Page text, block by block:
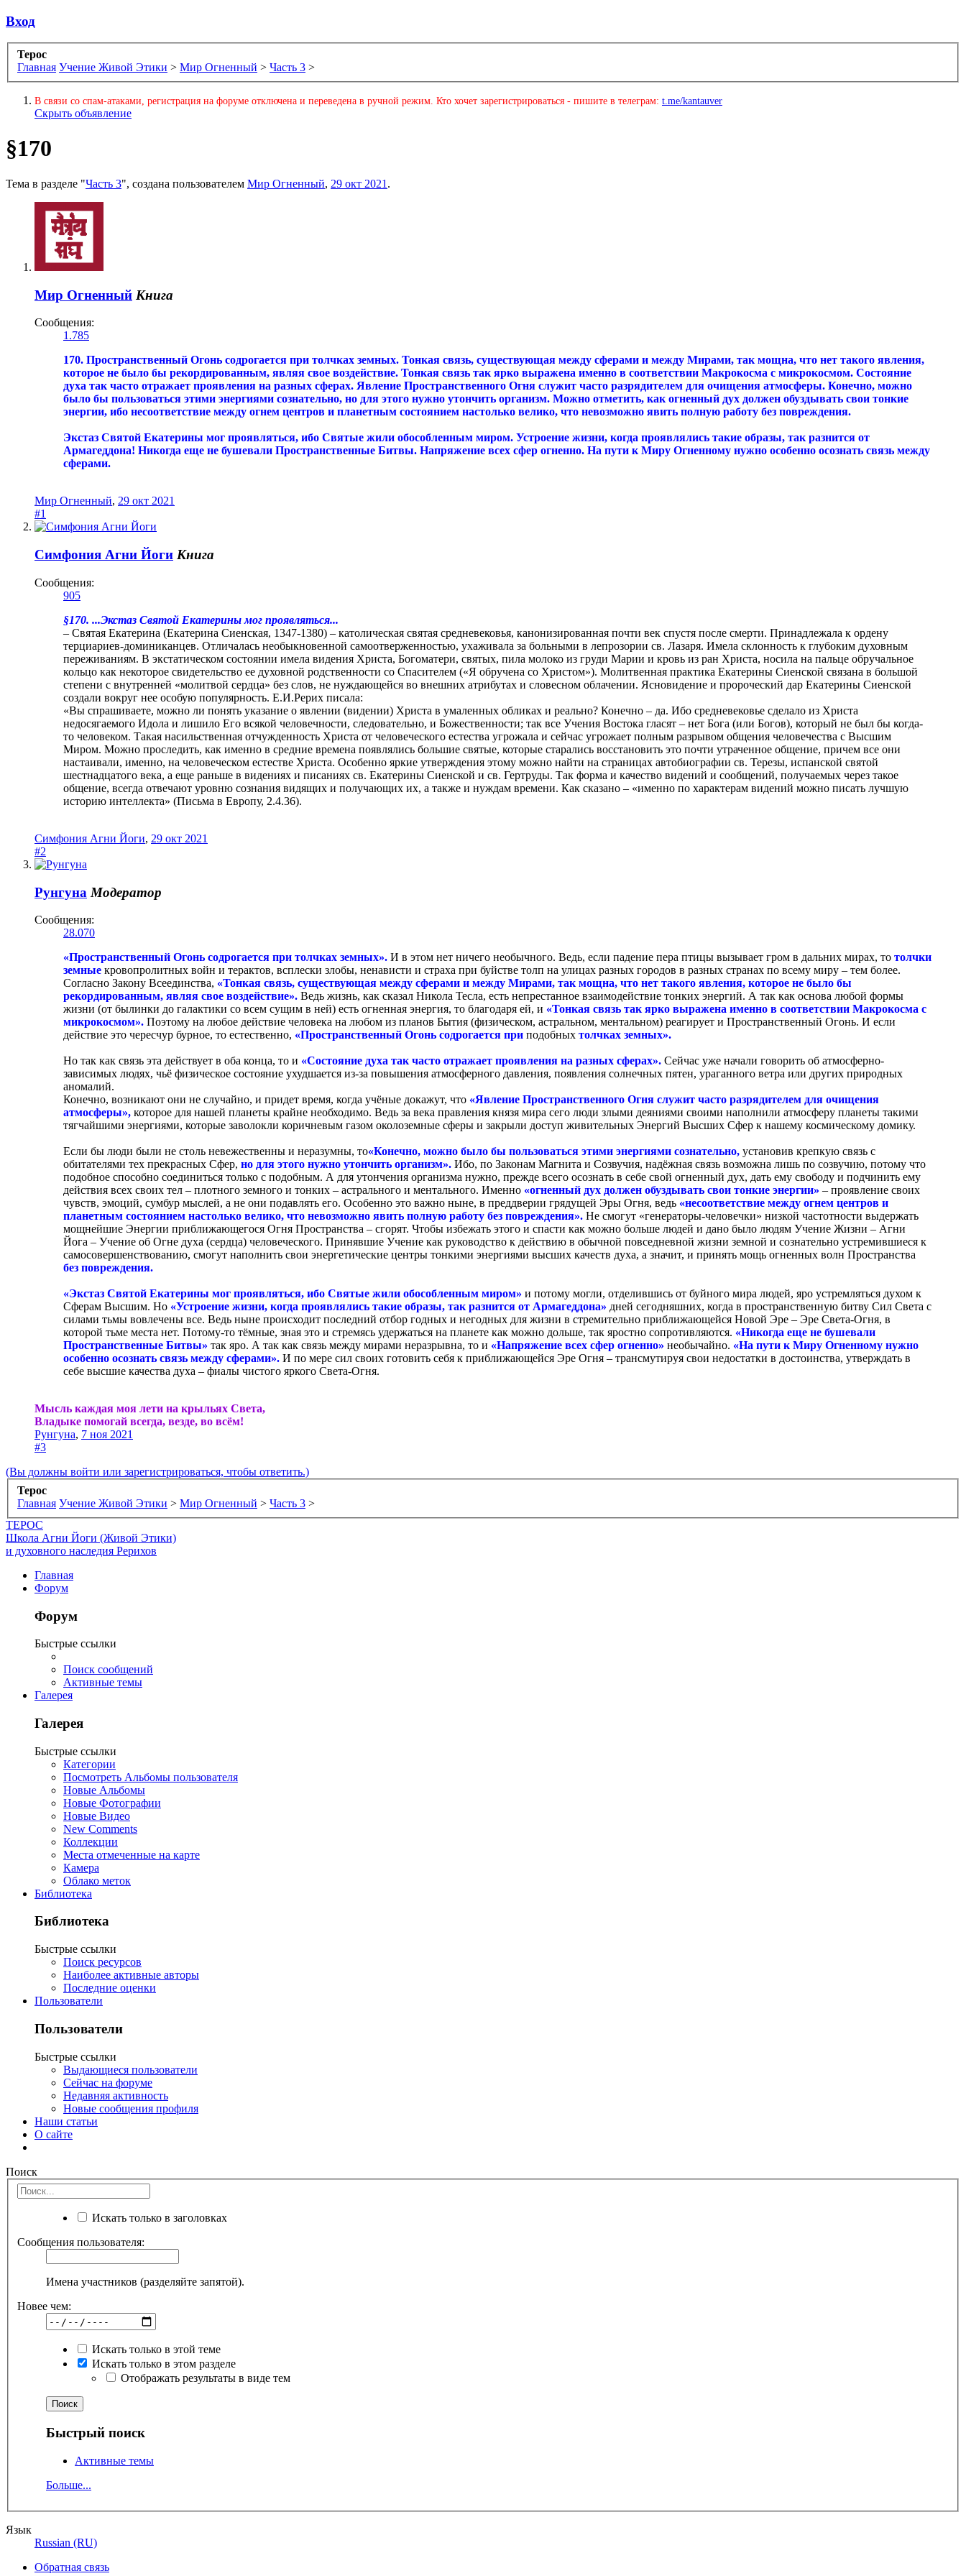
Вход
Терос
Главная Учение Живой Этики > Мир Огненный > Часть 3 >
В связи со спам-атаками, регистрация на форуме отключена и переведена в ручной режим. Кто хочет зарегистрироваться - пишите в телеграм: t.me/kantauver
Скрыть объявление
§170
Тема в разделе "Часть 3", создана пользователем Мир Огненный, 29 окт 2021 .
Мир Огненный Книга
Сообщения:
1.785
170. Пространственный Огонь содрогается при толчках земных. Тонкая связь, существующая между сферами и между Мирами, так мощна, что нет такого явления,
которое не было бы рекордированным, являя свое воздействие. Тонкая связь так ярко выражена именно в соответствии Макрокосма с микрокосмом. Состояние
духа так часто отражает проявления на разных сферах. Явление Пространственного Огня служит часто разрядителем для очищения атмосферы. Конечно, можно
было бы пользоваться этими энергиями сознательно, но для этого нужно утончить организм. Можно отметить, как огненный дух должен обуздывать свои тонкие
энергии, ибо несоответствие между огнем центров и планетным состоянием настолько велико, что невозможно явить полную работу без повреждения.
Экстаз Святой Екатерины мог проявляться, ибо Святые жили обособленным миром. Устроение жизни, когда проявлялись такие образы, так разнится от
Армагеддона! Никогда еще не бушевали Пространственные Битвы. Напряжение всех сфер огненно. На пути к Миру Огненному нужно особенно осознать связь между
сферами.
Мир Огненный, 29 окт 2021
#1
Симфония Агни Йоги Книга
Сообщения:
905
§170. ...Экстаз Святой Екатерины мог проявляться...
– Святая Екатерина (Екатерина Сиенская, 1347-1380) – католическая святая средневековья, канонизированная почти век спустя после смерти. Принадлежала к ордену
терциариев-доминиканцев. Отличалась необыкновенной самоотверженностью, ухаживала за больными в лепрозории св. Лазаря. Имела склонность к глубоким духовным
переживаниям. В экстатическом состоянии имела видения Христа, Богоматери, святых, пила молоко из груди Марии и кровь из ран Христа, носила на пальце обручальное
кольцо как некоторое свидетельство ее духовной родственности со Спасителем («Я обручена со Христом»). Молитвенная практика Екатерины Сиенской связана в большой
степени с внутренней «молитвой сердца» без слов, не нуждающейся во внешних атрибутах и словесном облачении. Ясновидение и пророческий дар Екатерины Сиенской
создали вокруг нее особую популярность. Е.И.Рерих писала:
«Вы спрашиваете, можно ли понять указание о явлении (видении) Христа в умаленных обликах и реально? Конечно – да. Ибо средневековье сделало из Христа
недосягаемого Идола и лишило Его всякой человечности, следовательно, и Божественности; так все Учения Востока гласят – нет Бога (или Богов), который не был бы когда-
то человеком. Такая насильственная отчужденность Христа от человеческого естества угрожала и сейчас угрожает полным разрывом общения человечества с Высшим
Миром. Можно проследить, как именно в средние времена появлялись большие святые, которые старались восстановить это почти утраченное общение, причем все они
настаивали, именно, на человеческом естестве Христа. Особенно яркие утверждения этому можно найти на страницах автобиографии св. Терезы, испанской святой
шестнадцатого века, а еще раньше в видениях и писаниях св. Екатерины Сиенской и св. Гертруды. Так форма и качество видений и сообщений, получаемых через такое
общение, всегда отвечают уровню сознания видящих и получающих их, а также и нуждам времени. Как сказано – «именно по характерам видений можно писать лучшую
историю интеллекта» (Письма в Европу, 2.4.36).
Симфония Агни Йоги, 29 окт 2021
#2
Рунгуна Модератор
Сообщения:
28.070
«Пространственный Огонь содрогается при толчках земных». И в этом нет ничего необычного. Ведь, если падение пера птицы вызывает гром в дальних мирах, то толчки
земные кровопролитных войн и терактов, всплески злобы, ненависти и страха при буйстве толп на улицах разных городов в разных странах по всему миру – тем более.
Согласно Закону Всеединства, «Тонкая связь, существующая между сферами и между Мирами, так мощна, что нет такого явления, которое не было бы
рекордированным, являя свое воздействие». Ведь жизнь, как сказал Никола Тесла, есть непрестанное взаимодействие тонких энергий. А так как основа любой формы
жизни (от былинки до галактики со всем сущим в ней) есть огненная энергия, то благодаря ей, и «Тонкая связь так ярко выражена именно в соответствии Макрокосма с
микрокосмом». Поэтому на любое действие человека на любом из планов Бытия (физическом, астральном, ментальном) реагирует и Пространственный Огонь. И если
действие это чересчур бурное, то естественно, «Пространственный Огонь содрогается при подобных толчках земных».
Но так как связь эта действует в оба конца, то и «Состояние духа так часто отражает проявления на разных сферах». Сейчас уже начали говорить об атмосферно-
зависимых людях, чьё физическое состояние ухудшается из-за повышения атмосферного давления, появления солнечных пятен, ураганного ветра или других природных
аномалий.
Конечно, возникают они не случайно, и придет время, когда учёные докажут, что «Явление Пространственного Огня служит часто разрядителем для очищения
атмосферы», которое для нашей планеты крайне необходимо. Ведь за века правления князя мира сего люди злыми деяниями своими наполнили атмосферу планеты такими
тягчайшими энергиями, которые заволокли коричневым газом околоземные сферы и закрыли доступ живительных Энергий Высших Сфер к нашему космическому домику.
Если бы люди были не столь невежественны и неразумны, то«Конечно, можно было бы пользоваться этими энергиями сознательно, установив крепкую связь с
обитателями тех прекрасных Сфер, но для этого нужно утончить организм». Ибо, по Законам Магнита и Созвучия, надёжная связь возможна лишь по созвучию, потому что
подобное способно соединиться только с подобным. А для утончения организма нужно, прежде всего осознать в себе свой огненный дух, дать ему свободу и подчинить ему
действия всех своих тел – плотного земного и тонких – астрального и ментального. Именно «огненный дух должен обуздывать свои тонкие энергии» – проявление своих
чувств, эмоций, сумбур мыслей, а не они подавлять его. Особенно это важно ныне, в преддверии грядущей Эры Огня, ведь «несоответствие между огнем центров и
планетным состоянием настолько велико, что невозможно явить полную работу без повреждения». Не смогут «генераторы-человечки» низкой частотности выдержать
мощнейшие Энергии приближающегося Огня Пространства – сгорят. Чтобы избежать этого и спасти как можно больше людей и дано было людям Учение Жизни – Агни
Йога – Учение об Огне духа (сердца) человеческого. Принявшие Учение как руководство к действию в обычной повседневной жизни земной и сознательно устремившиеся к
самосовершенствованию, смогут наполнить свои энергетические центры тонкими энергиями высших качеств духа, а значит, и принять мощь огненных волн Пространства
без повреждения.
«Экстаз Святой Екатерины мог проявляться, ибо Святые жили обособленным миром» и потому могли, отделившись от буйного мира людей, яро устремляться духом к
Сферам Высшим. Но «Устроение жизни, когда проявлялись такие образы, так разнится от Армагеддона» дней сегодняшних, когда в пространственную битву Сил Света с
силами тьмы вовлечены все. Ведь ныне происходит последний отбор годных и негодных для жизни в стремительно приближающейся Новой Эре – Эре Света-Огня, в
которой тьме места нет. Потому-то тёмные, зная это и стремясь удержаться на планете как можно дольше, так яростно сопротивляются. «Никогда еще не бушевали
Пространственные Битвы» так яро. А так как связь между мирами неразрывна, то и «Напряжение всех сфер огненно» необычайно. «На пути к Миру Огненному нужно
особенно осознать связь между сферами». И по мере сил своих готовить себя к приближающейся Эре Огня – трансмутируя свои недостатки в достоинства, утверждать в
себе высшие качества духа – фиалы чистого яркого Света-Огня.
Мысль каждая моя лети на крыльях Света,
Владыке помогай всегда, везде, во всём!
Рунгуна, 7 ноя 2021
#3
(Вы должны войти или зарегистрироваться, чтобы ответить.)
Терос
Главная Учение Живой Этики > Мир Огненный > Часть 3 >
ТЕРОС
Школа Агни Йоги (Живой Этики)
и духовного наследия Рерихов
Главная
Форум
Форум
Быстрые ссылки
Поиск сообщений
Активные темы
Галерея
Галерея
Быстрые ссылки
Категории
Посмотреть Альбомы пользователя
Новые Альбомы
Новые Фотографии
Новые Видео
New Comments
Коллекции
Места отмеченные на карте
Камера
Облако меток
Библиотека
Библиотека
Быстрые ссылки
Поиск ресурсов
Наиболее активные авторы
Последние оценки
Пользователи
Пользователи
Быстрые ссылки
Выдающиеся пользователи
Сейчас на форуме
Недавняя активность
Новые сообщения профиля
Наши статьи
О сайте
Поиск
Искать только в заголовках
Сообщения пользователя:
Имена участников (разделяйте запятой).
Новее чем:
Искать только в этой теме
Искать только в этом разделе
Отображать результаты в виде тем
Быстрый поиск
Активные темы
Больше...
Язык
Russian (RU)
Обратная связь